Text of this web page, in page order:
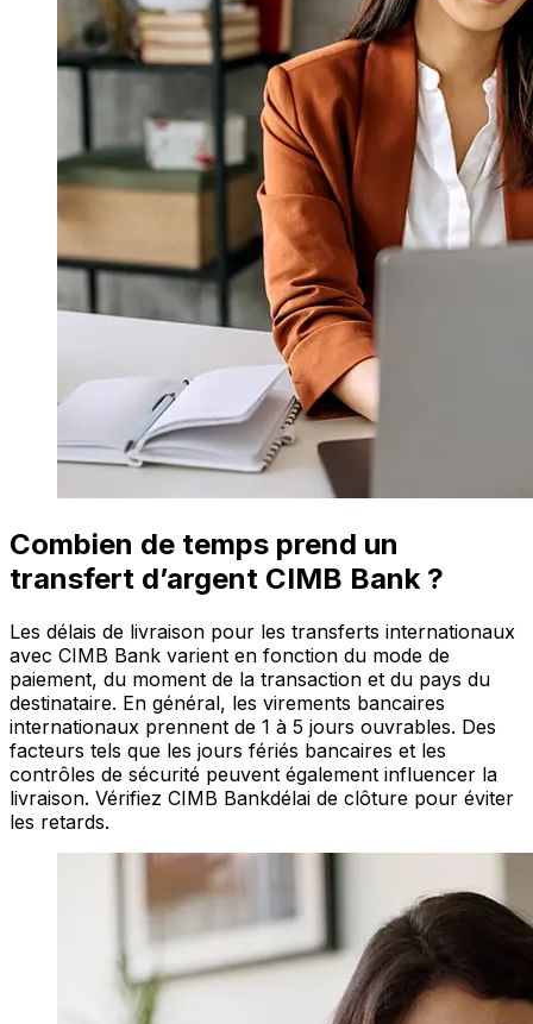
Combien de temps prend un
transfert d’argent CIMB Bank ?
Les délais de livraison pour les transferts internationaux
avec CIMB Bank varient en fonction du mode de
paiement, du moment de la transaction et du pays du
destinataire. En général, les virements bancaires
internationaux prennent de 1 à 5 jours ouvrables. Des
facteurs tels que les jours fériés bancaires et les
contrôles de sécurité peuvent également influencer la
livraison. Vérifiez CIMB Bankdélai de clôture pour éviter
les retards.